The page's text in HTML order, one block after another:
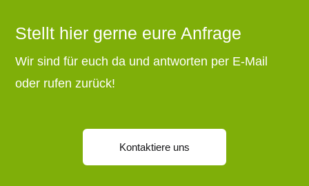
Stellt hier gerne eure Anfrage
Wir sind für euch da und antworten per E-Mail
oder rufen zurück!
Kontaktiere uns